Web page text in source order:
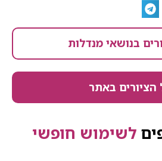
בנושאי מנדלות
הציורים באתר
לשימוש חופשי